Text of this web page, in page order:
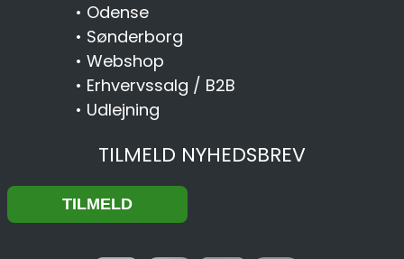
• Odense
• Sønderborg
• Webshop
• Erhvervssalg / B2B
• Udlejning
TILMELD NYHEDSBREV